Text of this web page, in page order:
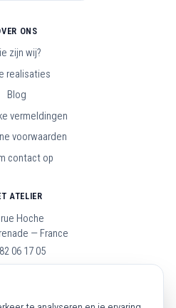
ONS
zijn wij?
realisaties
Blog
vermeldingen
voorwaarden
contact op
ATELIER
Hoche
— France
06 17 05